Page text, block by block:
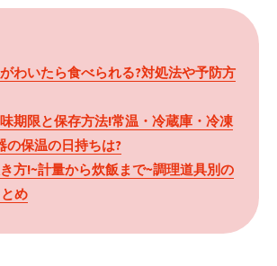
わいたら食べられる?対処法や予防方
期限と保存方法!常温・冷蔵庫・冷凍
の保温の日持ちは?
方!~計量から炊飯まで~調理道具別の
め